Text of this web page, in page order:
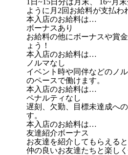
ように月2回お給料が支払わ
本入店のお給料は…
ボーナスあり
お給料の他にボーナスや賞
ょう！
本入店のお給料は…
ノルマなし
イベント時や同伴などのノ
のペースで働けます。
本入店のお給料は…
ペナルティなし
遅刻、欠勤、目標未達成へ
す。
本入店のお給料は…
友達紹介ボーナス
お友達を紹介してもらえる
仲の良いお友達たちと楽しく